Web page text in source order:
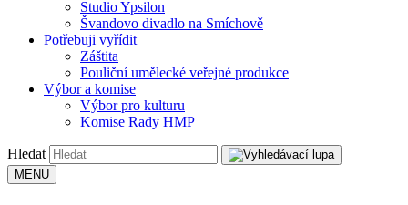
Studio Ypsilon
Švandovo divadlo na Smíchově
Potřebuji vyřídit
Záštita
Pouliční umělecké veřejné produkce
Výbor a komise
Výbor pro kulturu
Komise Rady HMP
Hledat
MENU